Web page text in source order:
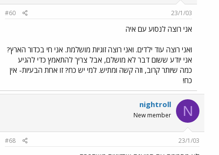
23/1/03
#60
אני רוצה לנסוע עם איה
ואני רוצה עוד ילדים. ואני רוצה זוגיות מושלמת. אני חי בכדור הארץ?
אני יודע ששום דבר לא מושלם, אבל צריך להתאמץ כדי להגיע
כמה שיותר קרוב, וזה קשה ומתיש. למי יש כח? זו אחת הבעיות- אין
כח!
N
nightroll
New member
23/1/03
#68